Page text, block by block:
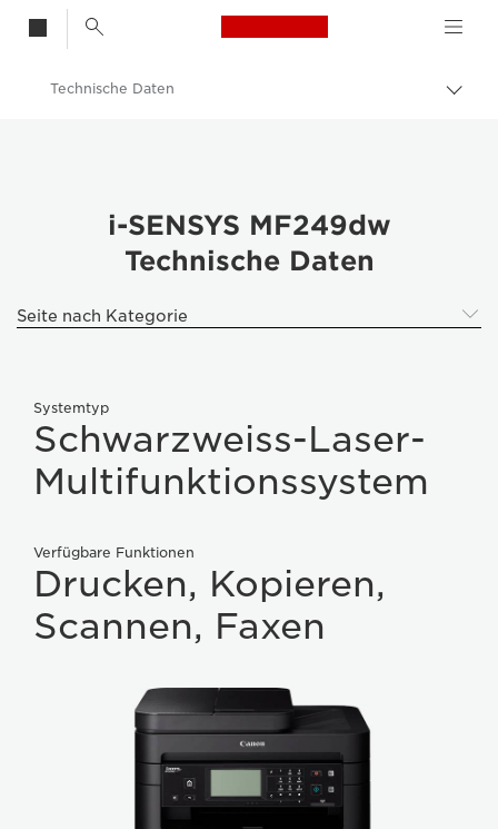
Canon Logo, back
Auf
Technische Daten
i-SENSYS MF249dw
Technische Daten
Seite nach Kategorie
Systemtyp
Schwarzweiss-Laser-
Multifunktionssystem
Verfügbare Funktionen
Drucken, Kopieren,
Scannen, Faxen